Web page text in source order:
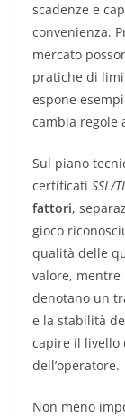
scadenze e
convenienza.
mercato
pratiche di
espone
cambia regole
Sul piano
certificati SSL/
fattori,
gioco
qualità delle
valore,
denotano un
e la stabilità
capire il livello
dell’operatore.
Non meno